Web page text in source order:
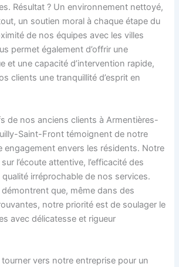
Résultat ? Un environnement nettoyé,
un soutien moral à chaque étape du
de nos équipes avec les villes
permet également d’offrir une
et une capacité d’intervention rapide,
clients une tranquillité d’esprit en
de nos anciens clients à Armentières-
Saint-Front témoignent de notre
engagement envers les résidents. Notre
l’écoute attentive, l’efficacité des
irréprochable de nos services.
que, même dans des
notre priorité est de soulager le
avec délicatesse et rigueur
vers notre entreprise pour un